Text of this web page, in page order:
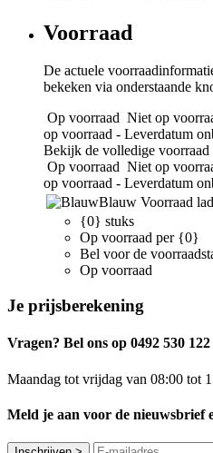
Voorraad
De actuele
bekeken via onderstaande
Op voorraad Niet op
op voorraad - Leverdatum
Bekijk de volledige voorraad
Op voorraad Niet op
op voorraad - Leverdatum
Blauw Voorraad
{0} stuks
Op voorraad per {0}
Bel voor de
Op voorraad
Je prijsberekening
Vragen? Bel ons op 0492 530 122
Maandag tot vrijdag van 08:00 tot
Meld je aan voor de nieuwsbrief